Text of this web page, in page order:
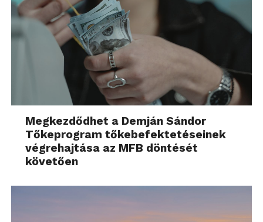
Megkezdődhet a Demján Sándor
Tőkeprogram tőkebefektetéseinek
végrehajtása az MFB döntését
követően